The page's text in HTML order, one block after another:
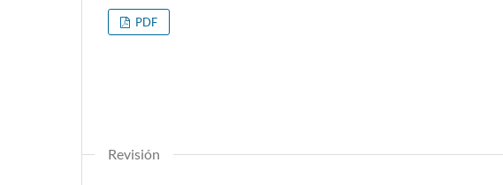
PDF
Revisión